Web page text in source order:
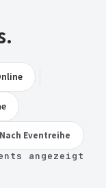
Nach Eventreihe
angezeigt